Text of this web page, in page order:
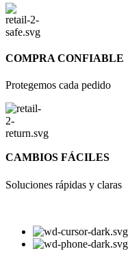
COMPRA CONFIABLE
Protegemos cada pedido
CAMBIOS FÁCILES
Soluciones rápidas y claras